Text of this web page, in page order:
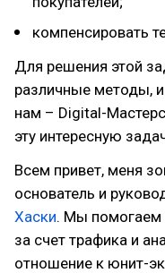
компенсировать
Для решения этой
различные методы,
нам – Digital-
эту интересную
Всем привет, меня
основатель и
Хаски. Мы помогаем
за счет трафика и
отношение к юнит-